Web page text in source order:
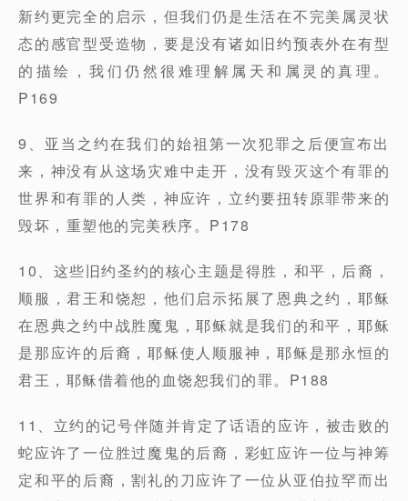
新约更完全的启示，但我们仍是生活在不完美属灵状
态的感官型受造物，要是没有诸如旧约预表外在有型
的描绘，我们仍然很难理解属天和属灵的真理。
P169
9、亚当之约在我们的始祖第一次犯罪之后便宣布出
来，神没有从这场灾难中走开，没有毁灭这个有罪的
世界和有罪的人类，神应许，立约要扭转原罪带来的
毁坏，重塑他的完美秩序。P178
10、这些旧约圣约的核心主题是得胜，和平，后裔，
顺服，君王和饶恕，他们启示拓展了恩典之约，耶稣
在恩典之约中战胜魔鬼，耶稣就是我们的和平，耶稣
是那应许的后裔，耶稣使人顺服神，耶稣是那永恒的
君王，耶稣借着他的血饶恕我们的罪。P188
11、立约的记号伴随并肯定了话语的应许，被击败的
蛇应许了一位胜过魔鬼的后裔，彩虹应许一位与神筹
定和平的后裔，割礼的刀应许了一位从亚伯拉罕而出